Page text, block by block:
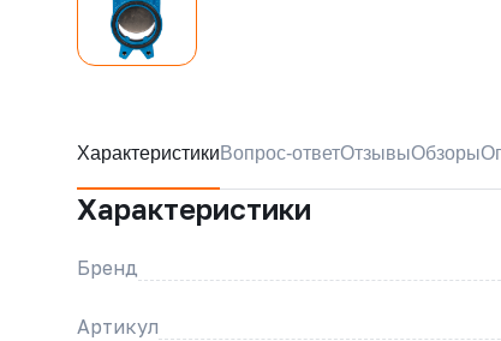
Характеристики Вопрос-ответОтзывыОбзоры
Характеристики
Бренд
Артикул